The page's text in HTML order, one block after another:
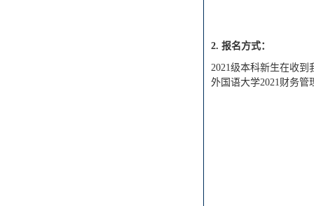
2. 报名方式：
2021级本科新生在收到
外国语大学2021财务管